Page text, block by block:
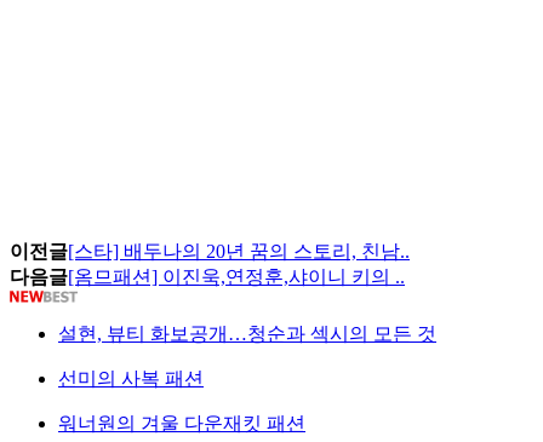
이전글[스타] 배두나의 20년 꿈의 스토리, 친남..
다음글[옴므패션] 이진욱,연정훈,샤이니 키의 ..
설현, 뷰티 화보공개…청순과 섹시의 모든 것
선미의 사복 패션
워너원의 겨울 다운재킷 패션